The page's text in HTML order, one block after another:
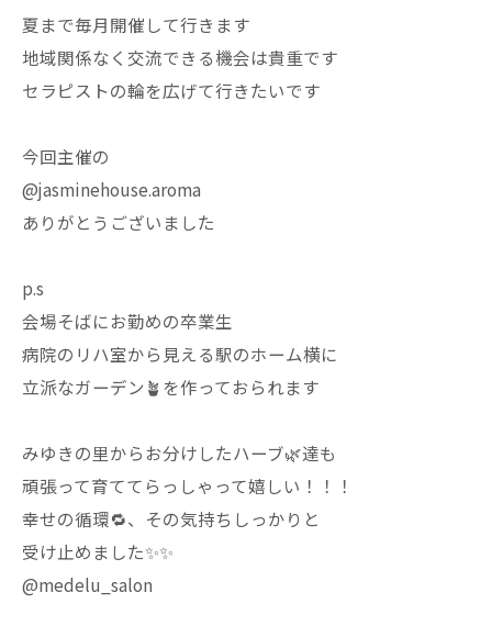
夏まで毎月開催して行きます
地域関係なく交流できる機会は貴重です
セラピストの輪を広げて行きたいです
今回主催の
@jasminehouse.aroma
ありがとうございました
p.s
会場そばにお勤めの卒業生
病院のリハ室から見える駅のホーム横に
立派なガーデン🪴を作っておられます
みゆきの里からお分けしたハーブ🌿達も
頑張って育ててらっしゃって嬉しい！！！
幸せの循環🔁、その気持ちしっかりと
受け止めました✨✨
@medelu_salon